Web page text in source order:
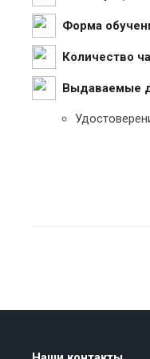
Форма
Количество
Выдаваемые